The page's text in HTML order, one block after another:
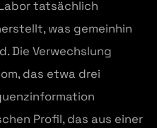
tatsächlich
was gemeinhin
Die Verwechslung
das etwa drei
Profil, das aus einer